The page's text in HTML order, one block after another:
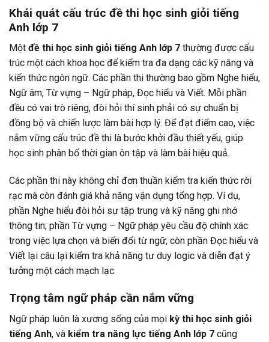
Khái quát cấu trúc đề thi học sinh giỏi tiếng
Anh lớp 7
Một đề thi học sinh giỏi tiếng Anh lớp 7 thường được cấu
trúc một cách khoa học để kiểm tra đa dạng các kỹ năng và
kiến thức ngôn ngữ. Các phần thi thường bao gồm Nghe hiểu,
Ngữ âm, Từ vựng – Ngữ pháp, Đọc hiểu và Viết. Mỗi phần
đều có vai trò riêng, đòi hỏi thí sinh phải có sự chuẩn bị
đồng bộ và chiến lược làm bài hợp lý. Để đạt điểm cao, việc
nắm vững cấu trúc đề thi là bước khởi đầu thiết yếu, giúp
học sinh phân bổ thời gian ôn tập và làm bài hiệu quả.
Các phần thi này không chỉ đơn thuần kiểm tra kiến thức rời
rạc mà còn đánh giá khả năng vận dụng tổng hợp. Ví dụ,
phần Nghe hiểu đòi hỏi sự tập trung và kỹ năng ghi nhớ
thông tin; phần Từ vựng – Ngữ pháp yêu cầu độ chính xác
trong việc lựa chọn và biến đổi từ ngữ; còn phần Đọc hiểu và
Viết lại câu lại kiểm tra khả năng tư duy logic và diễn đạt ý
tưởng một cách mạch lạc.
Trọng tâm ngữ pháp cần nắm vững
Ngữ pháp luôn là xương sống của mọi kỳ thi học sinh giỏi
tiếng Anh, và kiểm tra năng lực tiếng Anh lớp 7 cũng